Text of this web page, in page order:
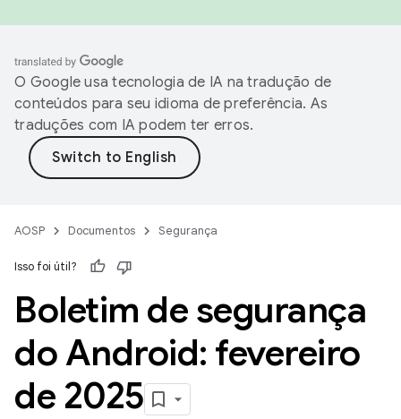
O Google usa tecnologia de IA na tradução de
conteúdos para seu idioma de preferência. As
traduções com IA podem ter erros.
AOSP Documentos Segurança
Isso foi útil?
Boletim de segurança
do Android: fevereiro
de 2025